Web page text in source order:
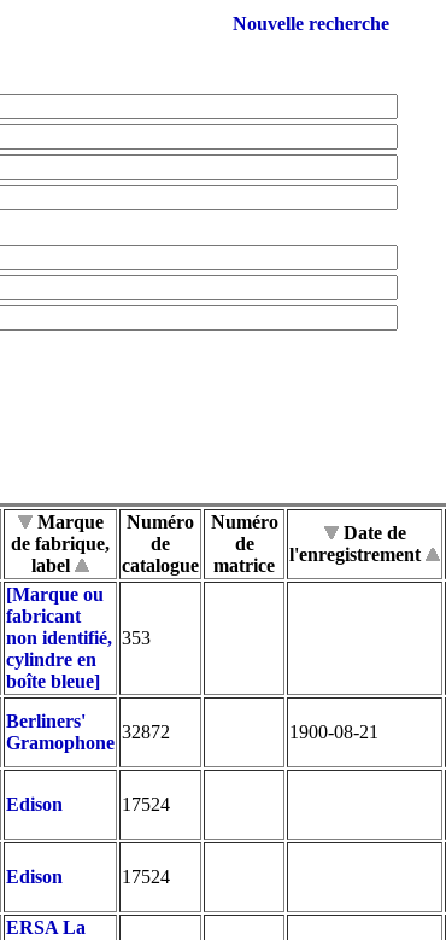
Nouvelle recherche
Marque
de fabrique,
label
Numéro
de
catalogue
Numéro
de
matrice
Date de
l'enregistrement
[Marque ou
fabricant
non identifié,
cylindre en
boîte bleue]
353
Berliners'
Gramophone
32872 1900-08-21
Edison 17524
Edison 17524
ERSA La